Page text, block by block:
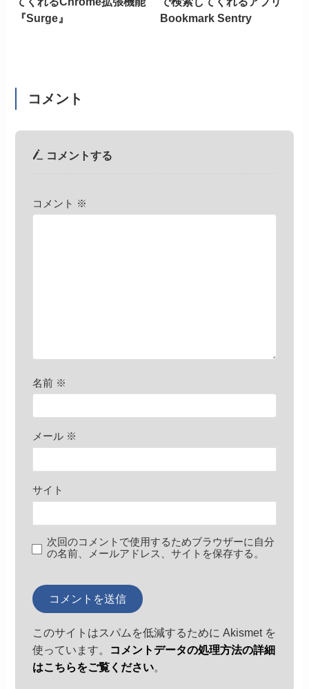
『Surge』
Bookmark Sentry
コメント
コメントする
コメント ※
名前 ※
メール ※
サイト
次回のコメントで使用するためブラウザーに自分
の名前、メールアドレス、サイトを保存する。
このサイトはスパムを低減するために Akismet を
使っています。
コメントデータの処理方法の詳細
はこちらをご覧ください。